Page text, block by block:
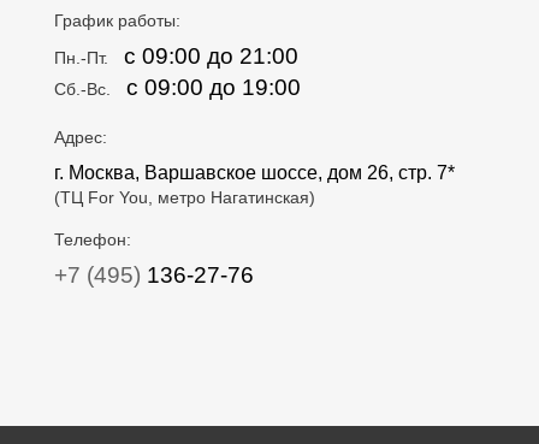
График работы:
Пн.-Пт.
с 09:00 до 21:00
Сб.-Вс. с 09:00 до 19:00
Адрес:
г. Москва, Варшавское шоссе, дом 26, стр. 7*
(ТЦ For You, метро Нагатинская)
Телефон:
+7 (495) 136-27-76